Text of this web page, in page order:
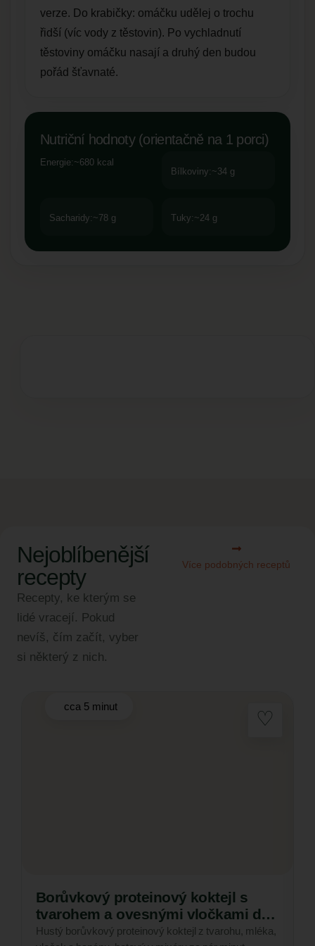
verze. Do krabičky: omáčku udělej o trochu
řidší (víc vody z těstovin). Po vychladnutí
těstoviny omáčku nasají a druhý den budou
pořád šťavnaté.
Nutriční hodnoty (orientačně na 1 porci)
Energie: ~680 kcal
Bílkoviny: ~34 g
Sacharidy: ~78 g Tuky: ~24 g
Nejoblíbenější
recepty
Recepty, ke kterým se
lidé vracejí. Pokud
nevíš, čím začít, vyber
si některý z nich.
Více podobných receptů
cca 5 minut
Borůvkový proteinový koktejl s
tvarohem a ovesnými vločkami do
5 minut
Hustý borůvkový proteinový koktejl z tvarohu, mléka,